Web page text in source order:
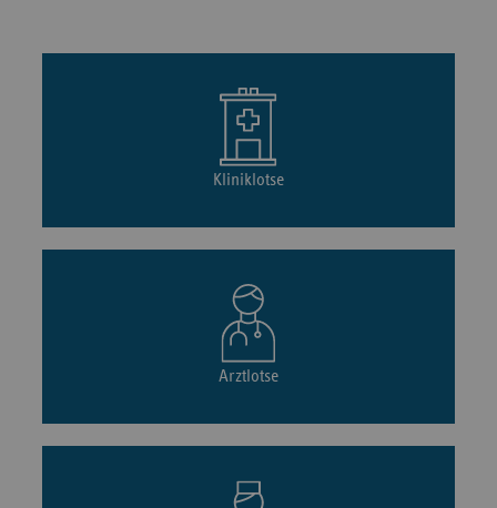
Kliniklotse
Arztlotse